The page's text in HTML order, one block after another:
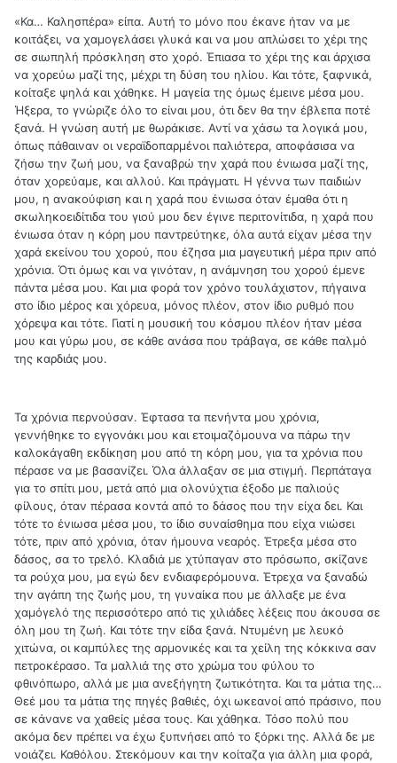
«Κα… Καλησπέρα» είπα. Αυτή το μόνο που έκανε ήταν να με
κοιτάξει, να χαμογελάσει γλυκά και να μου απλώσει το χέρι της
σε σιωπηλή πρόσκληση στο χορό. Έπιασα το χέρι της και άρχισα
να χορεύω μαζί της, μέχρι τη δύση του ηλίου. Και τότε, ξαφνικά,
κοίταξε ψηλά και χάθηκε. Η μαγεία της όμως έμεινε μέσα μου.
Ήξερα, το γνώριζε όλο το είναι μου, ότι δεν θα την έβλεπα ποτέ
ξανά. Η γνώση αυτή με θωράκισε. Αντί να χάσω τα λογικά μου,
όπως πάθαιναν οι νεραϊδοπαρμένοι παλιότερα, αποφάσισα να
ζήσω την ζωή μου, να ξαναβρώ την χαρά που ένιωσα μαζί της,
όταν χορεύαμε, και αλλού. Και πράγματι. Η γέννα των παιδιών
μου, η ανακούφιση και η χαρά που ένιωσα όταν έμαθα ότι η
σκωληκοειδίτιδα του γιού μου δεν έγινε περιτονίτιδα, η χαρά που
ένιωσα όταν η κόρη μου παντρεύτηκε, όλα αυτά είχαν μέσα την
χαρά εκείνου του χορού, που έζησα μια μαγευτική μέρα πριν από
χρόνια. Ότι όμως και να γινόταν, η ανάμνηση του χορού έμενε
πάντα μέσα μου. Και μια φορά τον χρόνο τουλάχιστον, πήγαινα
στο ίδιο μέρος και χόρευα, μόνος πλέον, στον ίδιο ρυθμό που
χόρεψα και τότε. Γιατί η μουσική του κόσμου πλέον ήταν μέσα
μου και γύρω μου, σε κάθε ανάσα που τράβαγα, σε κάθε παλμό
της καρδιάς μου.
Τα χρόνια περνούσαν. Έφτασα τα πενήντα μου χρόνια,
γεννήθηκε το εγγονάκι μου και ετοιμαζόμουνα να πάρω την
καλοκάγαθη εκδίκηση μου από τη κόρη μου, για τα χρόνια που
πέρασε να με βασανίζει. Όλα άλλαξαν σε μια στιγμή. Περπάταγα
για το σπίτι μου, μετά από μια ολονύχτια έξοδο με παλιούς
φίλους, όταν πέρασα κοντά από το δάσος που την είχα δει. Και
τότε το ένιωσα μέσα μου, το ίδιο συναίσθημα που είχα νιώσει
τότε, πριν από χρόνια, όταν ήμουνα νεαρός. Έτρεξα μέσα στο
δάσος, σα το τρελό. Κλαδιά με χτύπαγαν στο πρόσωπο, σκίζανε
τα ρούχα μου, μα εγώ δεν ενδιαφερόμουνα. Έτρεχα να ξαναδώ
την αγάπη της ζωής μου, τη γυναίκα που με άλλαξε με ένα
χαμόγελό της περισσότερο από τις χιλιάδες λέξεις που άκουσα σε
όλη μου τη ζωή. Και τότε την είδα ξανά. Ντυμένη με λευκό
χιτώνα, οι καμπύλες της αρμονικές και τα χείλη της κόκκινα σαν
πετροκέρασο. Τα μαλλιά της στο χρώμα του φύλου το
φθινόπωρο, αλλά με μια ανεξήγητη ζωτικότητα. Και τα μάτια της…
Θεέ μου τα μάτια της πηγές βαθιές, όχι ωκεανοί από πράσινο, που
σε κάνανε να χαθείς μέσα τους. Και χάθηκα. Τόσο πολύ που
ακόμα δεν πρέπει να έχω ξυπνήσει από το ξόρκι της. Αλλά δε με
νοιάζει. Καθόλου. Στεκόμουν και την κοίταζα για άλλη μια φορά,